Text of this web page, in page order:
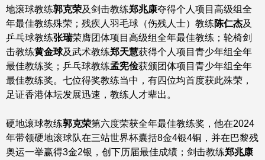
地滚球教练郭克荣及剑击教练郑兆康夺得个人项目高级组全
年最佳教练殊荣；残疾人羽毛球（伤残人士）教练陈仁杰及
乒乓球教练张瑞荣膺团体项目高级组全年最佳教练；轮椅剑
击教练黄金球及武术教练郑天慧获得个人项目青少年组全年
最佳教练奖；乒乓球教练孟宪俭获颁团体项目青少年组全年
最佳教练奖。七位得奖教练当中，有四位均首度获此殊荣，
足证香港体坛发展迅速，教练人才辈出。
硬地滚球教练郭克荣第六度荣获全年最佳教练奖，他在2024
年带领硬地滚球队在三站世界杯囊括8金4银4铜，并在巴黎残
奥运一举赢得3金2银，创下历届最佳成绩；剑击教练郑兆康